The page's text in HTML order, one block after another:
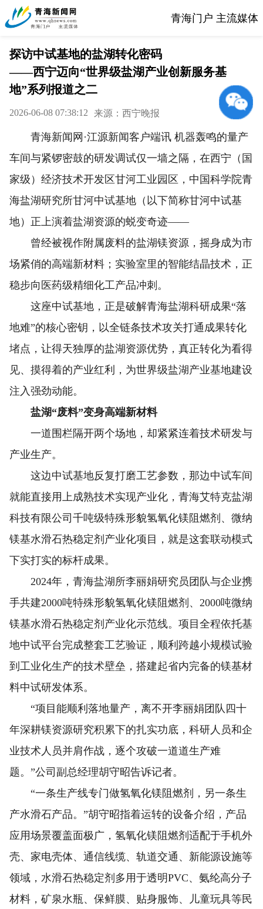
青海门户 主流媒体
探访中试基地的盐湖转化密码
——西宁迈向“世界级盐湖产业创新服务基
地”系列报道之二
2026-06-08 07:38:12 来源：西宁晚报
青海新闻网·江源新闻客户端讯 机器轰鸣的量产
车间与紧锣密鼓的研发调试仅一墙之隔，在西宁（国
家级）经济技术开发区甘河工业园区，中国科学院青
海盐湖研究所甘河中试基地（以下简称甘河中试基
地）正上演着盐湖资源的蜕变奇迹——
曾经被视作附属废料的盐湖镁资源，摇身成为市
场紧俏的高端新材料；实验室里的智能结晶技术，正
稳步向医药级精细化工产品冲刺。
这座中试基地，正是破解青海盐湖科研成果“落
地难”的核心密钥，以全链条技术攻关打通成果转化
堵点，让得天独厚的盐湖资源优势，真正转化为看得
见、摸得着的产业红利，为世界级盐湖产业基地建设
注入强劲动能。
盐湖“废料”变身高端新材料
一道围栏隔开两个场地，却紧紧连着技术研发与
产业生产。
这边中试基地反复打磨工艺参数，那边中试车间
就能直接用上成熟技术实现产业化，青海艾特克盐湖
科技有限公司千吨级特殊形貌氢氧化镁阻燃剂、微纳
镁基水滑石热稳定剂产业化项目，就是这套联动模式
下实打实的标杆成果。
2024年，青海盐湖所李丽娟研究员团队与企业携
手共建2000吨特殊形貌氢氧化镁阻燃剂、2000吨微纳
镁基水滑石热稳定剂产业化示范线。项目全程依托基
地中试平台完成整套工艺验证，顺利跨越小规模试验
到工业化生产的技术壁垒，搭建起省内完备的镁基材
料中试研发体系。
“项目能顺利落地量产，离不开李丽娟团队四十
年深耕镁资源研究积累下的扎实功底，科研人员和企
业技术人员并肩作战，逐个攻破一道道生产难
题。”公司副总经理胡守昭告诉记者。
“一条生产线专门做氢氧化镁阻燃剂，另一条生
产水滑石产品。”胡守昭指着运转的设备介绍，产品
应用场景覆盖面极广，氢氧化镁阻燃剂适配于手机外
壳、家电壳体、通信线缆、轨道交通、新能源设施等
领域，水滑石热稳定剂多用于透明PVC、氨纶高分子
材料，矿泉水瓶、保鲜膜、贴身服饰、儿童玩具等民